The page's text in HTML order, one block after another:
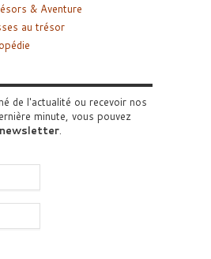
& Aventure
au trésor
de l'actualité ou recevoir nos
minute, vous pouvez
newsletter